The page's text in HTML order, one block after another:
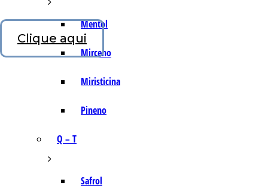
Mentol
Mirceno
Miristicina
Pineno
Q – T
Safrol
Clique aqui